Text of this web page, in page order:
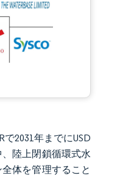
で2031年までにUSD
陸上閉鎖循環式水
体を管理すること